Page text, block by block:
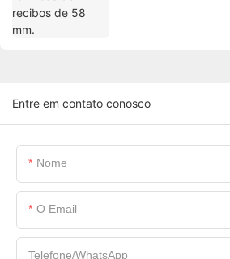
Entre em contato conosco
Nome
O Email
Telefone/WhatsApp